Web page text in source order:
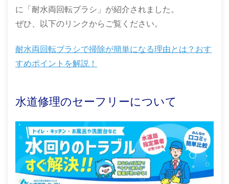
に「耐水両回転ブラシ」が紹介されました。
ぜひ、以下のリンクからご覧ください。
耐水両回転ブラシで掃除が簡単になる理由とは？おす
すめポイントを解説！
水道修理のセーフリーについて